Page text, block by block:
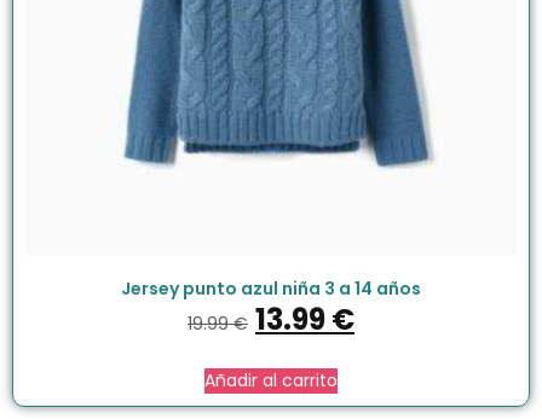
Jersey punto azul niña 3 a 14 años
19.99€ 13.99€
Añadir al carrito